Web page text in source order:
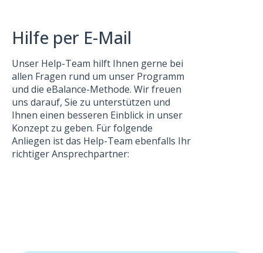
Hilfe per E-Mail
Unser Help-Team hilft Ihnen gerne bei
allen Fragen rund um unser Programm
und die eBalance-Methode. Wir freuen
uns darauf, Sie zu unterstützen und
Ihnen einen besseren Einblick in unser
Konzept zu geben. Für folgende
Anliegen ist das Help-Team ebenfalls Ihr
richtiger Ansprechpartner: